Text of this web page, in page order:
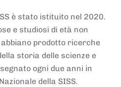
è stato istituito nel 2020.
e studiosi di età non
prodotto ricerche
storia delle scienze e
ogni due anni in
della SISS.